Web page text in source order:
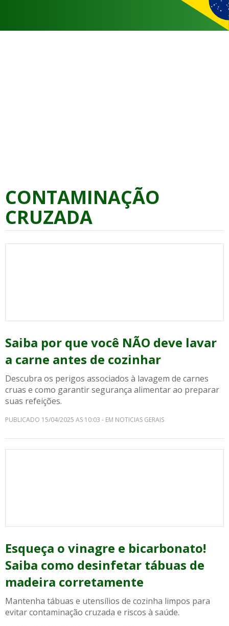
CONTAMINAÇÃO
CRUZADA
Saiba por que você NÃO deve lavar
a carne antes de cozinhar
Descubra os perigos associados à lavagem de carnes
cruas e como garantir segurança alimentar ao preparar
suas refeições.
PUBLICADO 15/04/2025 AS 10:03 - EM NOTICIAS GERAIS
Esqueça o vinagre e bicarbonato!
Saiba como desinfetar tábuas de
madeira corretamente
Mantenha tábuas e utensílios de cozinha limpos para
evitar contaminação cruzada e riscos à saúde.